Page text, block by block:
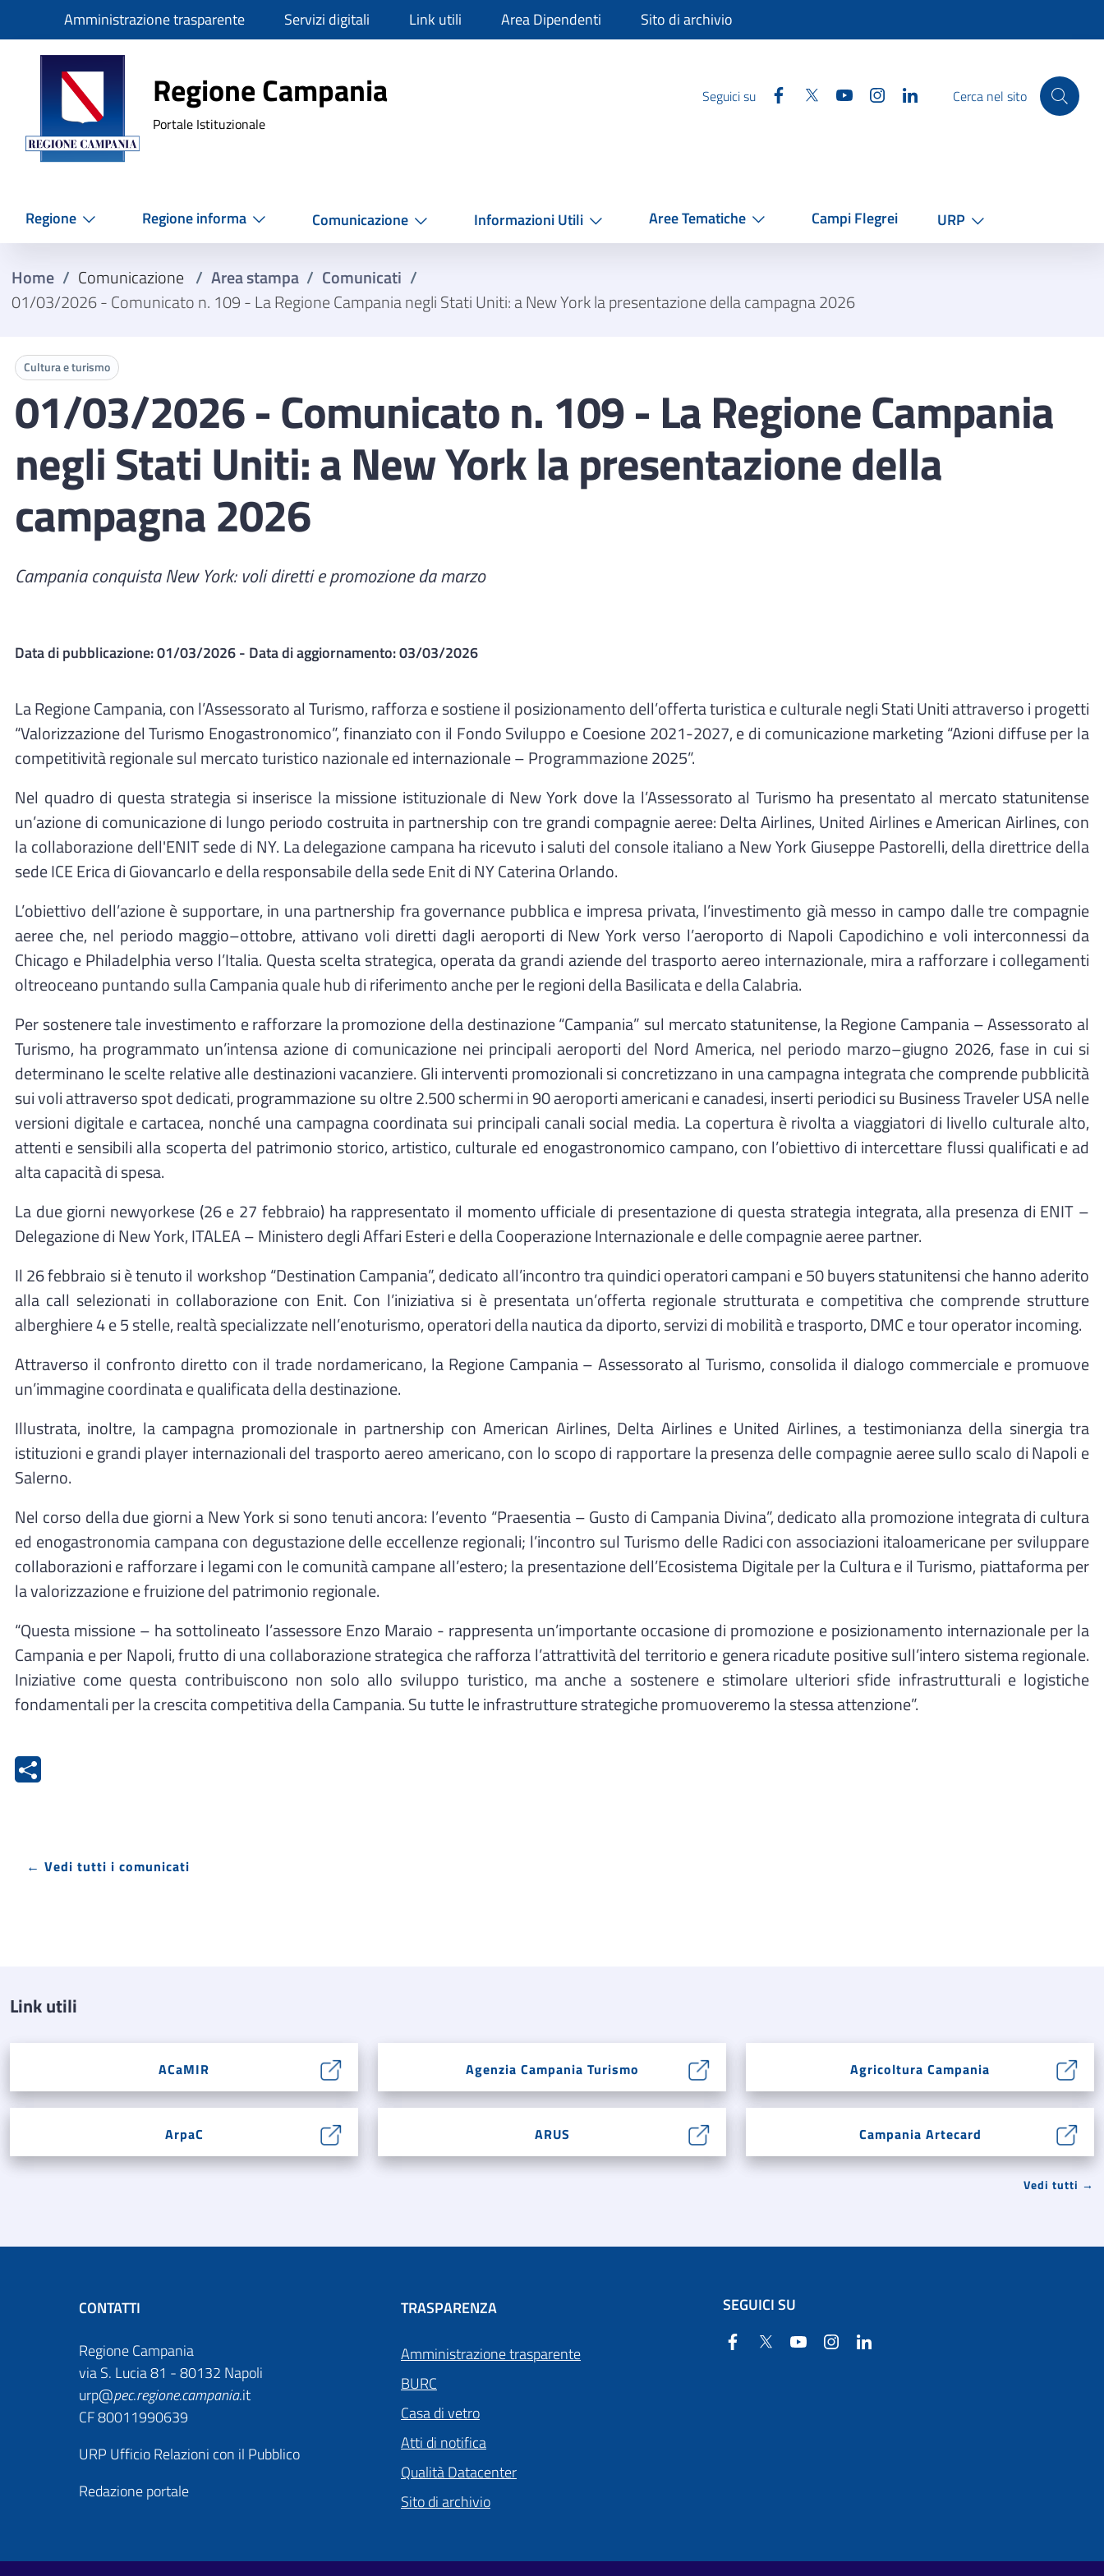
SlimAmministrazione trasparente Servizi digitali Link utili Area Dipendenti Sito di archivio
Regione Campania
Regione Campania
Portale Istituzionale
Seguici su Facebook
Twitter YouTube InstagramLinkedinCerca nel sito
Regione Regione informa Comunicazione Informazioni Utili Aree Tematiche Campi Flegrei URP
Home / Comunicazione / Area stampa / Comunicati /
01/03/2026 - Comunicato n. 109 - La Regione Campania negli Stati Uniti: a New York la presentazione della campagna 2026
Cultura e turismo
01/03/2026 - Comunicato n. 109 - La Regione Campania
negli Stati Uniti: a New York la presentazione della
campagna 2026
Campania conquista New York: voli diretti e promozione da marzo
Data di pubblicazione:01/03/2026- Data di aggiornamento:03/03/2026
La Regione Campania, con l’Assessorato al Turismo, rafforza e sostiene il posizionamento dell’offerta turistica e culturale negli Stati Uniti attraverso i progetti
“Valorizzazione del Turismo Enogastronomico”, finanziato con il Fondo Sviluppo e Coesione 2021-2027, e di comunicazione marketing “Azioni diffuse per la
competitività regionale sul mercato turistico nazionale ed internazionale – Programmazione 2025”.
Nel quadro di questa strategia si inserisce la missione istituzionale di New York dove la l’Assessorato al Turismo ha presentato al mercato statunitense
un’azione di comunicazione di lungo periodo costruita in partnership con tre grandi compagnie aeree: Delta Airlines, United Airlines e American Airlines, con
la collaborazione dell'ENIT sede di NY. La delegazione campana ha ricevuto i saluti del console italiano a New York Giuseppe Pastorelli, della direttrice della
sede ICE Erica di Giovancarlo e della responsabile della sede Enit di NY Caterina Orlando.
L’obiettivo dell’azione è supportare, in una partnership fra governance pubblica e impresa privata, l’investimento già messo in campo dalle tre compagnie
aeree che, nel periodo maggio–ottobre, attivano voli diretti dagli aeroporti di New York verso l’aeroporto di Napoli Capodichino e voli interconnessi da
Chicago e Philadelphia verso l’Italia. Questa scelta strategica, operata da grandi aziende del trasporto aereo internazionale, mira a rafforzare i collegamenti
oltreoceano puntando sulla Campania quale hub di riferimento anche per le regioni della Basilicata e della Calabria.
Per sostenere tale investimento e rafforzare la promozione della destinazione “Campania” sul mercato statunitense, la Regione Campania – Assessorato al
Turismo, ha programmato un’intensa azione di comunicazione nei principali aeroporti del Nord America, nel periodo marzo–giugno 2026, fase in cui si
determinano le scelte relative alle destinazioni vacanziere. Gli interventi promozionali si concretizzano in una campagna integrata che comprende pubblicità
sui voli attraverso spot dedicati, programmazione su oltre 2.500 schermi in 90 aeroporti americani e canadesi, inserti periodici su Business Traveler USA nelle
versioni digitale e cartacea, nonché una campagna coordinata sui principali canali social media. La copertura è rivolta a viaggiatori di livello culturale alto,
attenti e sensibili alla scoperta del patrimonio storico, artistico, culturale ed enogastronomico campano, con l’obiettivo di intercettare flussi qualificati e ad
alta capacità di spesa.
La due giorni newyorkese (26 e 27 febbraio) ha rappresentato il momento ufficiale di presentazione di questa strategia integrata, alla presenza di ENIT –
Delegazione di New York, ITALEA – Ministero degli Affari Esteri e della Cooperazione Internazionale e delle compagnie aeree partner.
Il 26 febbraio si è tenuto il workshop “Destination Campania”, dedicato all’incontro tra quindici operatori campani e 50 buyers statunitensi che hanno aderito
alla call selezionati in collaborazione con Enit. Con l’iniziativa si è presentata un’offerta regionale strutturata e competitiva che comprende strutture
alberghiere 4 e 5 stelle, realtà specializzate nell’enoturismo, operatori della nautica da diporto, servizi di mobilità e trasporto, DMC e tour operator incoming.
Attraverso il confronto diretto con il trade nordamericano, la Regione Campania – Assessorato al Turismo, consolida il dialogo commerciale e promuove
un’immagine coordinata e qualificata della destinazione.
Illustrata, inoltre, la campagna promozionale in partnership con American Airlines, Delta Airlines e United Airlines, a testimonianza della sinergia tra
istituzioni e grandi player internazionali del trasporto aereo americano, con lo scopo di rapportare la presenza delle compagnie aeree sullo scalo di Napoli e
Salerno.
Nel corso della due giorni a New York si sono tenuti ancora: l’evento “Praesentia – Gusto di Campania Divina”, dedicato alla promozione integrata di cultura
ed enogastronomia campana con degustazione delle eccellenze regionali; l’incontro sul Turismo delle Radici con associazioni italoamericane per sviluppare
collaborazioni e rafforzare i legami con le comunità campane all’estero; la presentazione dell’Ecosistema Digitale per la Cultura e il Turismo, piattaforma per
la valorizzazione e fruizione del patrimonio regionale.
“Questa missione – ha sottolineato l’assessore Enzo Maraio - rappresenta un’importante occasione di promozione e posizionamento internazionale per la
Campania e per Napoli, frutto di una collaborazione strategica che rafforza l’attrattività del territorio e genera ricadute positive sull’intero sistema regionale.
Iniziative come questa contribuiscono non solo allo sviluppo turistico, ma anche a sostenere e stimolare ulteriori sfide infrastrutturali e logistiche
fondamentali per la crescita competitiva della Campania. Su tutte le infrastrutture strategiche promuoveremo la stessa attenzione”.
← Vedi tutti i comunicati
Link utili
ACaMIR Agenzia Campania Turismo Agricoltura Campania
ArpaC ARUS Campania Artecard
Vedi tutti →
CONTATTI
Regione Campania
via S. Lucia 81 - 80132 Napoli
urp@pec.regione.campania.it
CF 80011990639
URP Ufficio Relazioni con il Pubblico
Redazione portale
TRASPARENZA
Amministrazione trasparente
BURC
Casa di vetro
Atti di notifica
Qualità Datacenter
Sito di archivio
SEGUICI SU
Facebook
Twitter YouTube Instagram